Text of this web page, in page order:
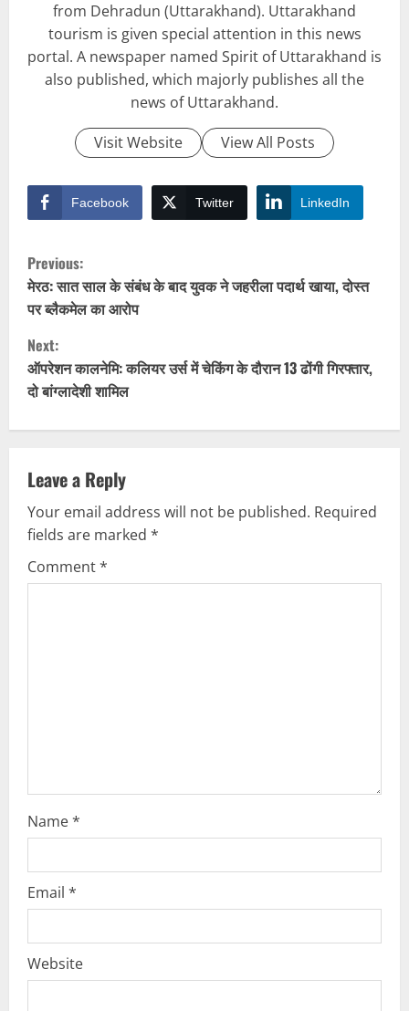
from Dehradun (Uttarakhand). Uttarakhand
tourism is given special attention in this news
portal. A newspaper named Spirit of Uttarakhand is
also published, which majorly publishes all the
news of Uttarakhand.
Visit Website
View All Posts
Facebook Twitter LinkedIn
C
o
n
t
i
u
e
R
g
Previous:
मेरठ: सात साल के संबंध के बाद युवक ने जहरीला पदार्थ खाया, दोस्त
पर ब्लैकमेल का आरोप
Next:
ऑपरेशन कालनेमि: कलियर उर्स में चेकिंग के दौरान 13 ढोंगी गिरफ्तार,
दो बांग्लादेशी शामिल
Leave a Reply
Your email address will not be published. Required
fields are marked *
Comment*
Name*
Email *
Website